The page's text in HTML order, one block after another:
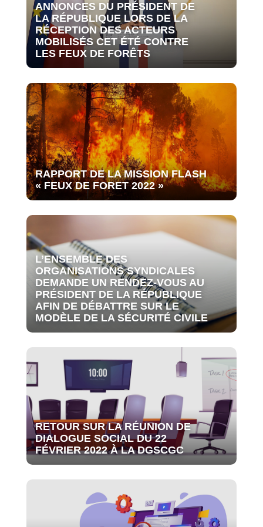
ANNONCES DU PRÉSIDENT DE
LA RÉPUBLIQUE LORS DE LA
RÉCEPTION DES ACTEURS
MOBILISÉS CET ÉTÉ CONTRE
LES FEUX DE FORÊTS
RAPPORT DE LA MISSION FLASH
« FEUX DE FORET 2022 »
L’ENSEMBLE DES
ORGANISATIONS SYNDICALES
DEMANDE UN RENDEZ-VOUS AU
PRÉSIDENT DE LA RÉPUBLIQUE
AFIN DE DÉBATTRE SUR LE
MODÈLE DE LA SÉCURITÉ CIVILE
RETOUR SUR LA RÉUNION DE
DIALOGUE SOCIAL DU 22
FÉVRIER 2022 À LA DGSCGC